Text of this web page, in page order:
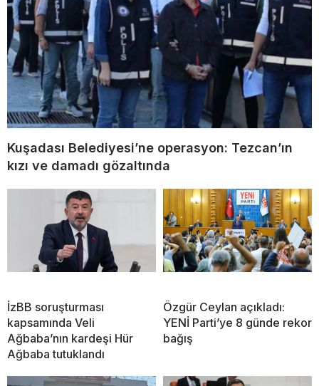
Kuşadası Belediyesi’ne operasyon: Tezcan’ın
kızı ve damadı gözaltında
İzBB soruşturması
kapsamında Veli
Ağbaba’nın kardeşi Hür
Ağbaba tutuklandı
Özgür Ceylan açıkladı:
YENİ Parti’ye 8 günde rekor
bağış